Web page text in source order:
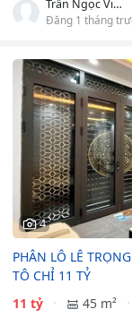
Trần Ngọc Vinh
Đăng 1 tháng
4
PHÂN LÔ LÊ
TÔ CHỈ 11 TỶ
11 tỷ
45 m²